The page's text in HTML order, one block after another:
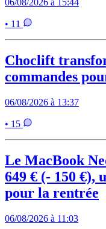
06/08/2026 à 15:44
• 11
Choclift
commandes
06/08/2026 à 13:37
• 15
Le MacBook
649 € (- 150 €),
pour la rentrée
06/08/2026 à 11:03